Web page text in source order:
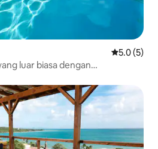
Penarafan
5.0 (5)
luar biasa dengan